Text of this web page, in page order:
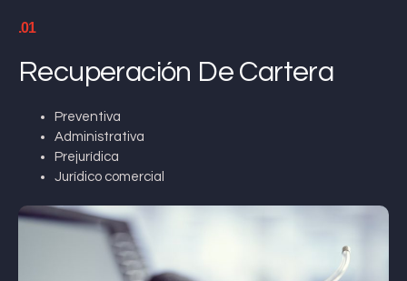
.01
Recuperación De Cartera
Preventiva
Administrativa
Prejurídica
Jurídico comercial